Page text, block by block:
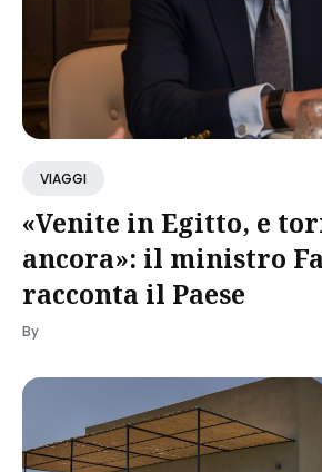
VIAGGI
«Venite in Egitto, e
ancora»: il ministro
racconta il Paese
By